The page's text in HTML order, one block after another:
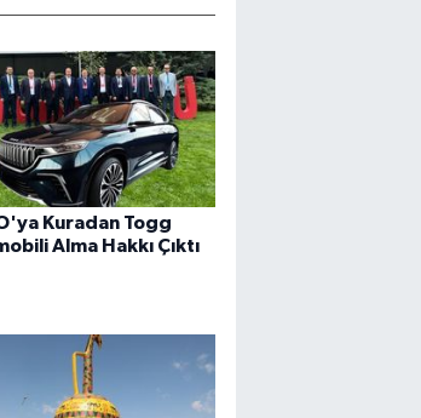
Kuradan Togg
Alma Hakkı Çıktı